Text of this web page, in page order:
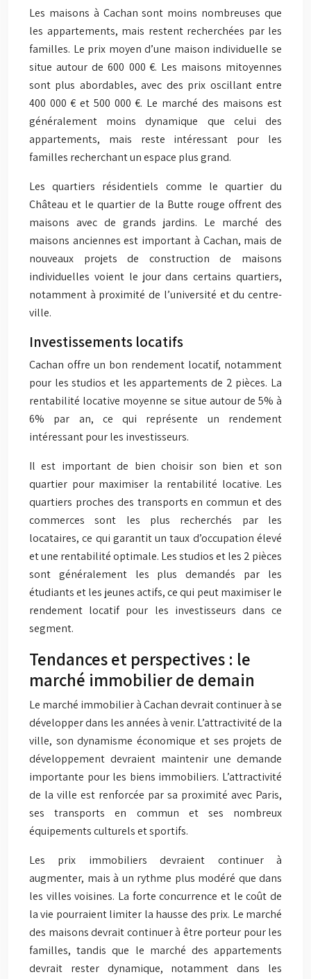
Les maisons à Cachan sont moins nombreuses que
les appartements, mais restent recherchées par les
familles. Le prix moyen d’une maison individuelle se
situe autour de 600 000 €. Les maisons mitoyennes
sont plus abordables, avec des prix oscillant entre
400 000 € et 500 000 €. Le marché des maisons est
généralement moins dynamique que celui des
appartements, mais reste intéressant pour les
familles recherchant un espace plus grand.
Les quartiers résidentiels comme le quartier du
Château et le quartier de la Butte rouge offrent des
maisons avec de grands jardins. Le marché des
maisons anciennes est important à Cachan, mais de
nouveaux projets de construction de maisons
individuelles voient le jour dans certains quartiers,
notamment à proximité de l’université et du centre-
ville.
Investissements locatifs
Cachan offre un bon rendement locatif, notamment
pour les studios et les appartements de 2 pièces. La
rentabilité locative moyenne se situe autour de 5% à
6% par an, ce qui représente un rendement
intéressant pour les investisseurs.
Il est important de bien choisir son bien et son
quartier pour maximiser la rentabilité locative. Les
quartiers proches des transports en commun et des
commerces sont les plus recherchés par les
locataires, ce qui garantit un taux d’occupation élevé
et une rentabilité optimale. Les studios et les 2 pièces
sont généralement les plus demandés par les
étudiants et les jeunes actifs, ce qui peut maximiser le
rendement locatif pour les investisseurs dans ce
segment.
Tendances et perspectives : le
marché immobilier de demain
Le marché immobilier à Cachan devrait continuer à se
développer dans les années à venir. L’attractivité de la
ville, son dynamisme économique et ses projets de
développement devraient maintenir une demande
importante pour les biens immobiliers. L’attractivité
de la ville est renforcée par sa proximité avec Paris,
ses transports en commun et ses nombreux
équipements culturels et sportifs.
Les prix immobiliers devraient continuer à
augmenter, mais à un rythme plus modéré que dans
les villes voisines. La forte concurrence et le coût de
la vie pourraient limiter la hausse des prix. Le marché
des maisons devrait continuer à être porteur pour les
familles, tandis que le marché des appartements
devrait rester dynamique, notamment dans les